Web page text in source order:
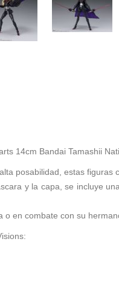
14cm Bandai Tamashii
posabilidad, estas
y la capa, se incluye
en combate con su